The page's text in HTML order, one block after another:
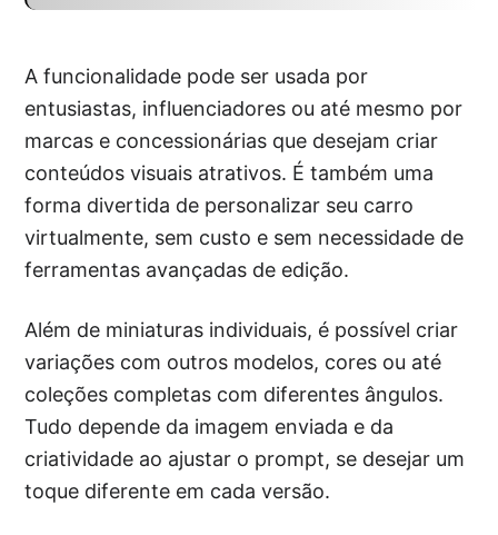
A funcionalidade pode ser usada por
entusiastas, influenciadores ou até mesmo por
marcas e concessionárias que desejam criar
conteúdos visuais atrativos. É também uma
forma divertida de personalizar seu carro
virtualmente, sem custo e sem necessidade de
ferramentas avançadas de edição.
Além de miniaturas individuais, é possível criar
variações com outros modelos, cores ou até
coleções completas com diferentes ângulos.
Tudo depende da imagem enviada e da
criatividade ao ajustar o prompt, se desejar um
toque diferente em cada versão.